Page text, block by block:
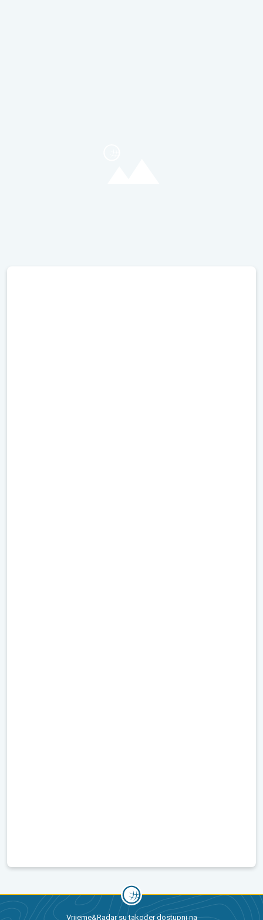
Vrijeme&Radar su također dostupni na